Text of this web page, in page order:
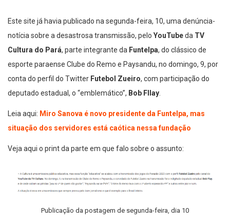
Este site já havia publicado na segunda-feira, 10, uma denúncia-
notícia sobre a desastrosa transmissão, pelo YouTubeda TV
Cultura do Pará, parte integrante da Funtelpa, do clássico de
esporte paraense Clube do Remo e Paysandu, no domingo, 9, por
conta do perfil do Twitter Futebol Zueiro, com participação do
deputado estadual, o “emblemático”, Bob Fllay.
Leia aqui: Miro Sanova é novo presidente da Funtelpa, mas
situação dos servidores está caótica nessa fundação
Veja aqui o print da parte em que falo sobre o assunto:
Publicação da postagem de segunda-feira, dia 10